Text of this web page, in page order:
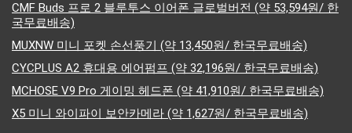
CMF Buds 프로 2 블루투스 이어폰 글로벌버전 (약 53,594원/ 한
국무료배송)
MUXNW 미니 포켓 손선풍기 (약 13,450원/ 한국무료배송)
CYCPLUS A2 휴대용 에어펌프 (약 32,196원/ 한국무료배송)
MCHOSE V9 Pro 게이밍 헤드폰 (약 41,910원/ 한국무료배송)
X5 미니 와이파이 보안카메라 (약 1,627원/ 한국무료배송)